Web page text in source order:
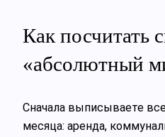
Как посчитать
«абсолютный
Сначала выписываете
месяца: аренда,